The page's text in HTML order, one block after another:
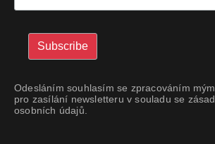
Odesláním souhlasím se zpracováním
pro zasílání newsletteru v souladu se
osobních údajů.